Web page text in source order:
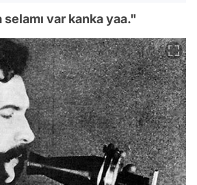
var kanka yaa."